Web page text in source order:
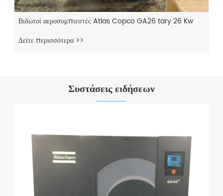
Βιδωτοί αεροσυμπιεστές Atlas Copco GA26 tary 26 Kw
Δείτε περισσότερα >>
Συστάσεις ειδήσεων